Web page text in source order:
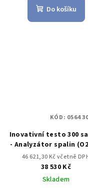
Do košíku
Inovativní testo 300
- Analyzátor spalin
až do 8,000 ppm)
46 621,30 Kč včetně
38 530 Kč
Skladem
KÓD: 0564